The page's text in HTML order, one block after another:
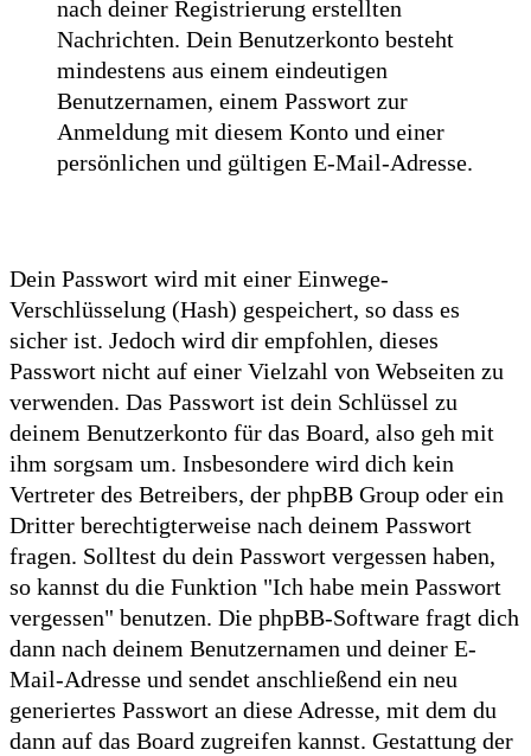
nach deiner Registrierung erstellten
Nachrichten. Dein Benutzerkonto besteht
mindestens aus einem eindeutigen
Benutzernamen, einem Passwort zur
Anmeldung mit diesem Konto und einer
persönlichen und gültigen E-Mail-Adresse.
Dein Passwort wird mit einer Einwege-
Verschlüsselung (Hash) gespeichert, so dass es
sicher ist. Jedoch wird dir empfohlen, dieses
Passwort nicht auf einer Vielzahl von Webseiten zu
verwenden. Das Passwort ist dein Schlüssel zu
deinem Benutzerkonto für das Board, also geh mit
ihm sorgsam um. Insbesondere wird dich kein
Vertreter des Betreibers, der phpBB Group oder ein
Dritter berechtigterweise nach deinem Passwort
fragen. Solltest du dein Passwort vergessen haben,
so kannst du die Funktion "Ich habe mein Passwort
vergessen" benutzen. Die phpBB-Software fragt dich
dann nach deinem Benutzernamen und deiner E-
Mail-Adresse und sendet anschließend ein neu
generiertes Passwort an diese Adresse, mit dem du
dann auf das Board zugreifen kannst. Gestattung der